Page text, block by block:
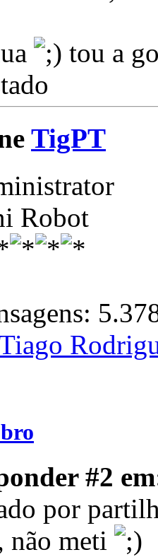
tou a
TigPT
Robot
#2
por
não meti